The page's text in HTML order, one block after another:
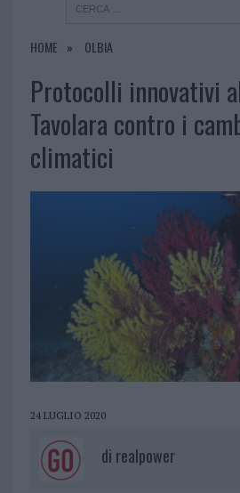
HOME OLBIA
Protocolli innovativi
Tavolara contro i
climatici
24 LUGLIO 2020
di realpower